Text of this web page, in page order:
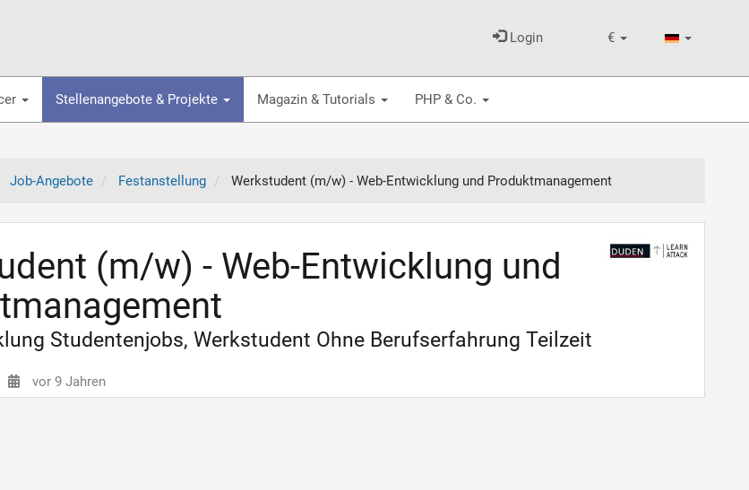
€
Login
Stellenangebote & Projekte Magazin & Tutorials PHP & Co.
Job-Angebote Festanstellung Werkstudent (m/w) - Web-Entwicklung und Produktmanagement
(m/w) - Web-Entwicklung und
Studentenjobs, Werkstudent Ohne Berufserfahrung Teilzeit
vor 9 Jahren